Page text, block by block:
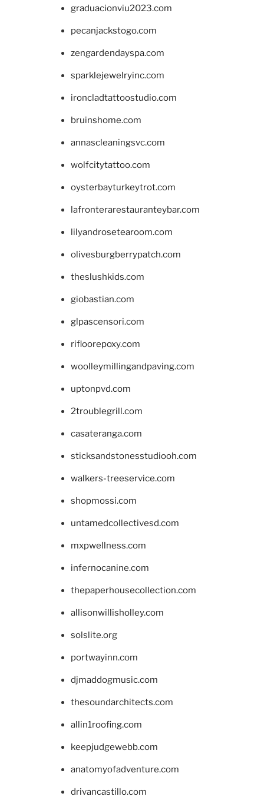
graduacionviu2023.com
pecanjackstogo.com
zengardendayspa.com
sparklejewelryinc.com
ironcladtattoostudio.com
bruinshome.com
annascleaningsvc.com
wolfcitytattoo.com
oysterbayturkeytrot.com
lafronterarestauranteybar.com
lilyandrosetearoom.com
olivesburgberrypatch.com
theslushkids.com
giobastian.com
glpascensori.com
rifloorepoxy.com
woolleymillingandpaving.com
uptonpvd.com
2troublegrill.com
casateranga.com
sticksandstonesstudiooh.com
walkers-treeservice.com
shopmossi.com
untamedcollectivesd.com
mxpwellness.com
infernocanine.com
thepaperhousecollection.com
allisonwillisholley.com
solslite.org
portwayinn.com
djmaddogmusic.com
thesoundarchitects.com
allin1roofing.com
keepjudgewebb.com
anatomyofadventure.com
drivancastillo.com